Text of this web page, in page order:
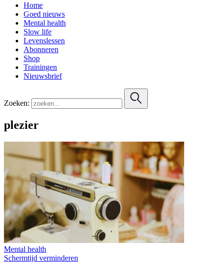
Home
Goed nieuws
Mental health
Slow life
Levenslessen
Abonneren
Shop
Trainingen
Nieuwsbrief
Zoeken:
plezier
Mental health
Schermtijd verminderen